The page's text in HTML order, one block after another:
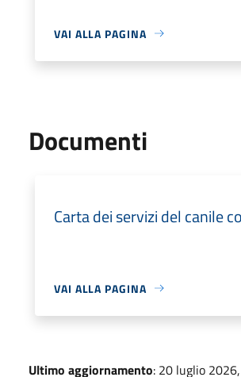
VAI ALLA PAGINA
Documenti
Carta dei servizi del canile
VAI ALLA PAGINA
Ultimo aggiornamento: 20 luglio